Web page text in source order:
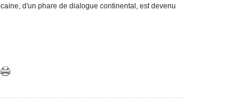
d'un phare de dialogue continental, est devenu